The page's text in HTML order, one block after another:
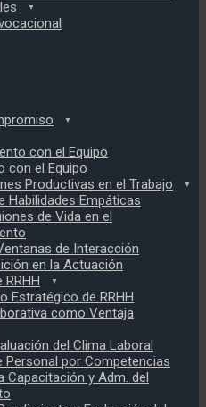
con el Equipo
con el Equipo
Productivas en el Trabajo
Habilidades Empáticas
de Vida en el
de Interacción
en la Actuación
Estratégico de RRHH
como Ventaja
del Clima Laboral
Personal por Competencias
Capacitación y Adm. del